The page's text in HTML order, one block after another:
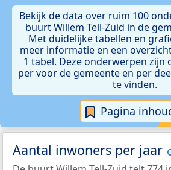
Bekijk de data over ruim 100
buurt Willem Tell-Zuid in de
Met duidelijke tabellen en
meer informatie en een
1 tabel. Deze onderwerpen zijn
per voor de gemeente en per
te vinden.
Pagina
Aantal inwoners per jaar